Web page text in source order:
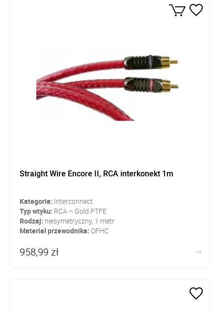
Straight Wire Encore II, RCA interkonekt 1m
Kategoria: Interconnect
Typ wtyku: RCA – Gold PTFE
Rodzaj: niesymetryczny, 1 metr
Materiał przewodnika: OFHC
958,99 zł